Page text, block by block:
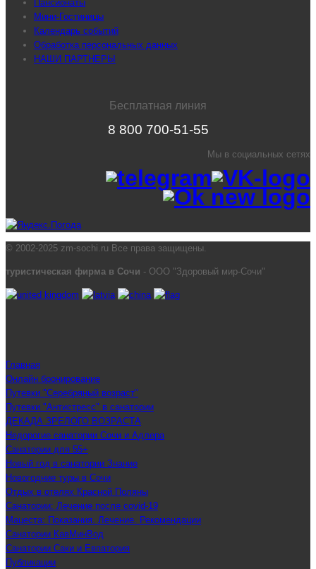
Пансионаты
Мини-Гостиницы
Календарь событий
Обработка персональных данных
НАШИ ПАРТНЕРЫ
Бесплатная линия
8 800 700-51-55
Мы в социальных сетях
© 2002-2025 zm-sochi.ru Все права защищены.
туристическая фирма в Сочи - ООО "Здоровый мир-Сочи"
Главная
Онлайн бронирование
Путевки "Серебряный возраст"
Путевки "Антистресс" в санатории
ДЕКАДА ЗРЕЛОГО ВОЗРАСТА
Недорогие санатории Сочи и Адлера
Санатории для 55+
Новый год в санатории Знание
Новогодние туры в Сочи
Отдых в отелях Красной Поляны
Санатории: Лечение после covid-19
Мацеста: Показания. Лечение. Рекомендации
Санатории КавМинВод
Санатории Саки и Евпатория
Публикации